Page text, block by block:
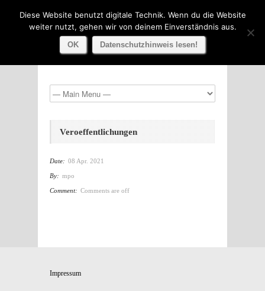
Veroeffentlichungen
Date: 08 Apr. 2021
By: mpo
Comment: Comments are off
Impressum
Diese Website benutzt digitale Technik. Wenn du die Website
weiter nutzt, gehen wir von deinem Einverständnis aus.
OK Datenschutzhinweis lesen!